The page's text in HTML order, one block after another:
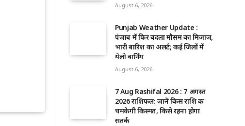
August 6, 2026
Punjab Weather Update :
पंजाब में फिर बदला मौसम का मिजाज,
भारी बारिश का अलर्ट; कई जिलों में
येलो वार्निंग
August 6, 2026
7 Aug Rashifal 2026 : 7 अगस्त
2026 राशिफल: जानें किस राशि की
चमकेगी किस्मत, किसे रहना होगा
सतर्क